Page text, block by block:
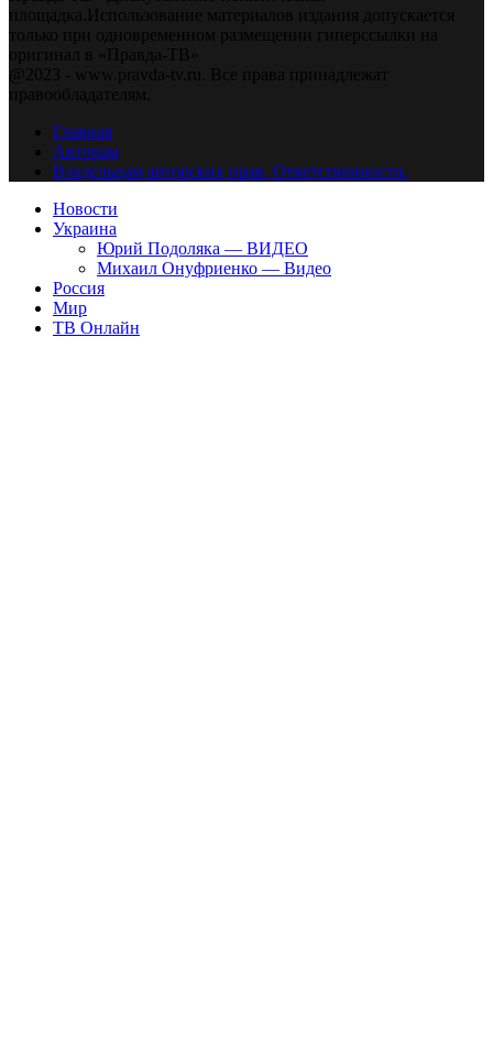
площадка.Использование материалов издания допускается
только при одновременном размещении гиперссылки на
оригинал в «Правда-ТВ»
@2023 - www.pravda-tv.ru. Все права принадлежат
правообладателям.
Главная
Авторам
Владельцам авторских прав. Ответственности.
Новости
Украина
Юрий Подоляка — ВИДЕО
Михаил Онуфриенко — Видео
Россия
Мир
ТВ Онлайн